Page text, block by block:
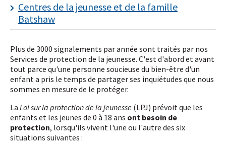
Centres de la jeunesse et de la famille
Batshaw
Plus de 3000 signalements par année sont traités par nos
Services de protection de la jeunesse. C'est d'abord et avant
tout parce qu'une personne soucieuse du bien-être d'un
enfant a pris le temps de partager ses inquiétudes que nous
sommes en mesure de le protéger.
La Loi sur la protection de la jeunesse (LPJ) prévoit que les
enfants et les jeunes de 0 à 18 ans ont besoin de
protection, lorsqu'ils vivent l'une ou l'autre des six
situations suivantes :